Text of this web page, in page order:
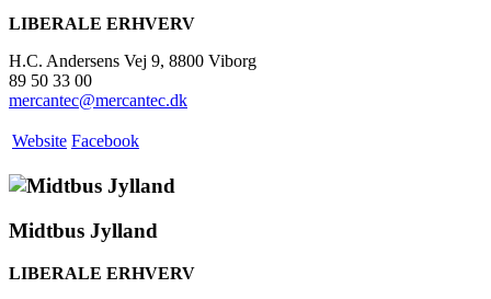
LIBERALE ERHVERV
H.C. Andersens Vej 9, 8800 Viborg
89 50 33 00
mercantec@mercantec.dk
Website Facebook
Midtbus Jylland
LIBERALE ERHVERV